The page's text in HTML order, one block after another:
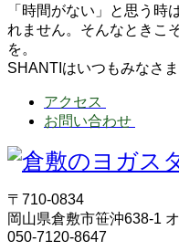
「時間がない」と思う時
れません。そんなときこ
を。
SHANTIはいつもみなさ
アクセス
お問い合わせ
〒710-0834
岡山県倉敷市笹沖638-1
050-7120-8647